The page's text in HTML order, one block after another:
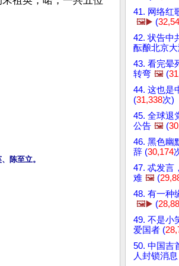
陈至立。
41. 网络红
🖼️▶️ (
42. 状告中
酝酿北京
43. 看完晕
转弯 🖼️ (
44. 这也是
(31,338次)
45. 全球退
公告 🖼️ (
46. 黑色幽
辞 (30,174
47. 忒发言
难 🖼️ (
48. 有一种
🖼️▶️ (
49. 不是小
爱国者 (
50. 中国吉
人封锁消息